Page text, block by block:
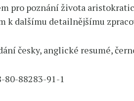
pro poznání života
k dalšímu detailnějšímu
česky, anglické resumé,
80-88283-91-1